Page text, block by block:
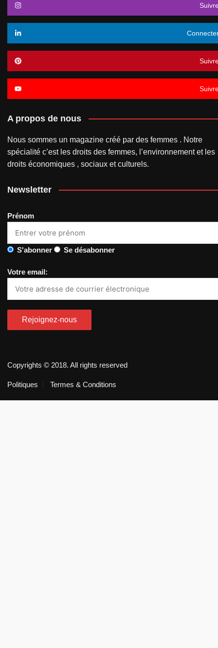
A propos de nous
Nous sommes un magazine créé par des femmes . Notre
spécialité c’est les droits des femmes, l’environnement et les
droits économiques , sociaux et culturels.
Newsletter
Prénom
S'abonner Se désabonner
Votre email:
Copyrights © 2018. All rights reserved
Politiques Termes & Conditions